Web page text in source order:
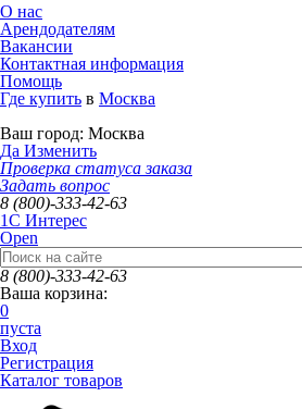
О нас
Арендодателям
Вакансии
Контактная информация
Помощь
Где купить в Москва
Ваш город: Москва
Да Изменить
Проверка статуса заказа
Задать вопрос
8 (800)-333-42-63
1C Интерес
Open
8 (800)-333-42-63
Ваша корзина:
0
пуста
Вход
Регистрация
Каталог товаров